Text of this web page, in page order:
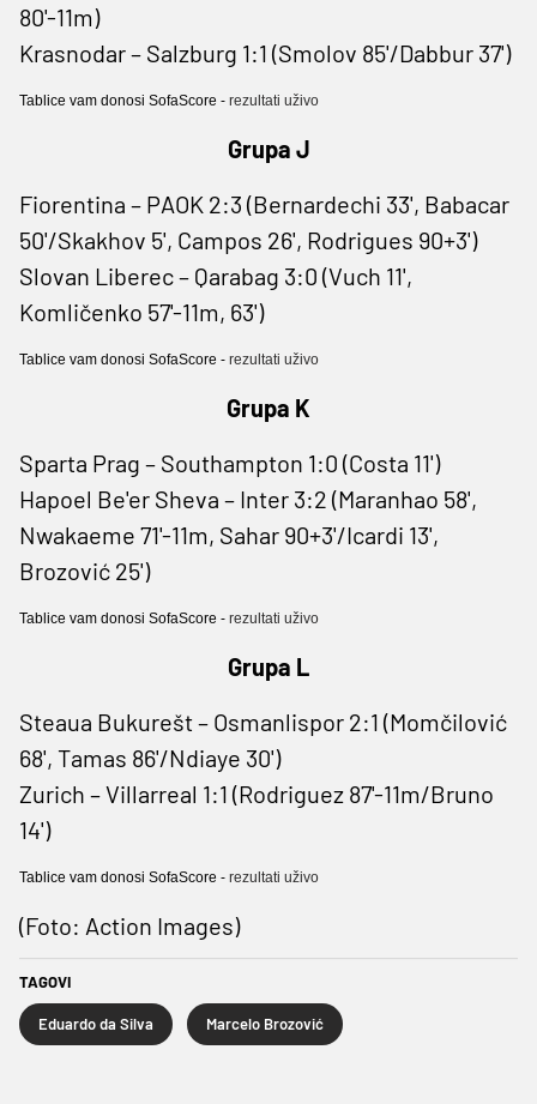
80'-11m)
Krasnodar – Salzburg 1:1 (Smolov 85'/Dabbur 37')
Tablice vam donosi SofaScore - rezultati uživo
Grupa J
Fiorentina – PAOK 2:3 (Bernardechi 33', Babacar
50'/Skakhov 5', Campos 26', Rodrigues 90+3')
Slovan Liberec – Qarabag 3:0 (Vuch 11',
Komličenko 57'-11m, 63')
Tablice vam donosi SofaScore - rezultati uživo
Grupa K
Sparta Prag – Southampton 1:0 (Costa 11')
Hapoel Be'er Sheva – Inter 3:2 (Maranhao 58',
Nwakaeme 71'-11m, Sahar 90+3'/Icardi 13',
Brozović 25')
Tablice vam donosi SofaScore - rezultati uživo
Grupa L
Steaua Bukurešt – Osmanlispor 2:1 (Momčilović
68', Tamas 86'/Ndiaye 30')
Zurich – Villarreal 1:1 (Rodriguez 87'-11m/Bruno
14')
Tablice vam donosi SofaScore - rezultati uživo
(Foto: Action Images)
TAGOVI
Eduardo da Silva Marcelo Brozović